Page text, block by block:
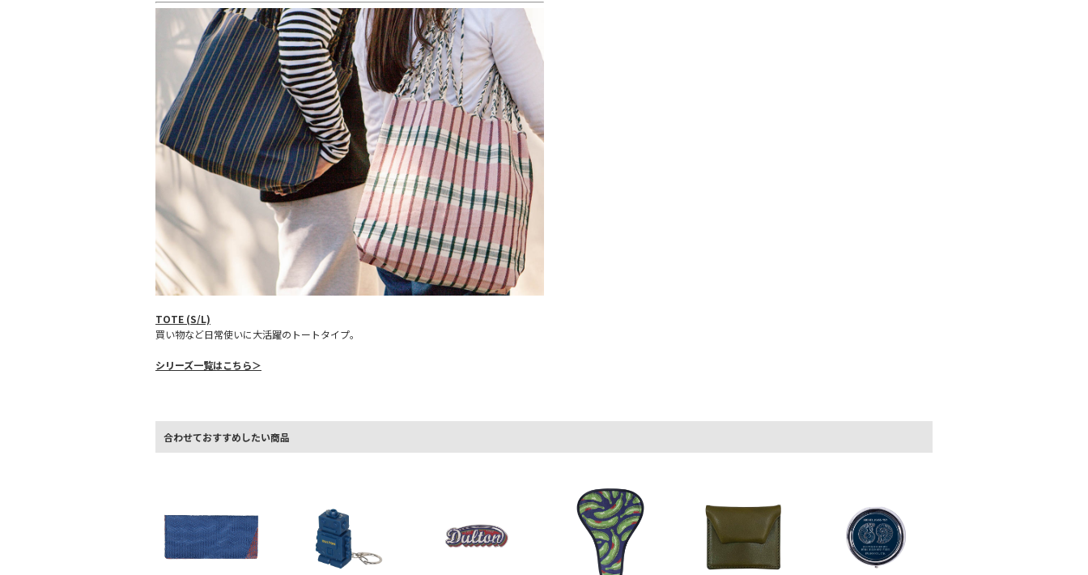
TOTE (S/L)
買い物など日常使いに大活躍のトートタイプ。
シリーズ一覧はこちら＞
合わせておすすめしたい商品